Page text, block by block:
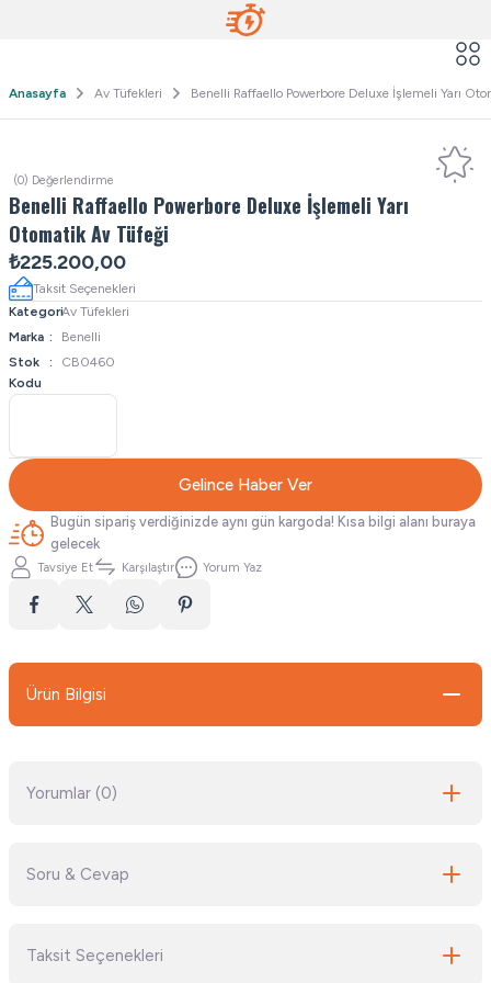
Anasayfa Av Tüfekleri Benelli Raffaello Powerbore Deluxe İşlemeli Yarı
(0) Değerlendirme
Benelli Raffaello Powerbore Deluxe İşlemeli Yarı
Otomatik Av Tüfeği
₺225.200,00
Taksit Seçenekleri
KategoriAv Tüfekleri
Marka
Benelli
Stok
Kodu
CB0460
Gelince Haber Ver
Bugün sipariş verdiğinizde aynı gün kargoda! Kısa bilgi alanı buraya
gelecek
Tavsiye Et Karşılaştır Yorum Yaz
Ürün Bilgisi
Yorumlar (0)
Soru & Cevap
Taksit Seçenekleri